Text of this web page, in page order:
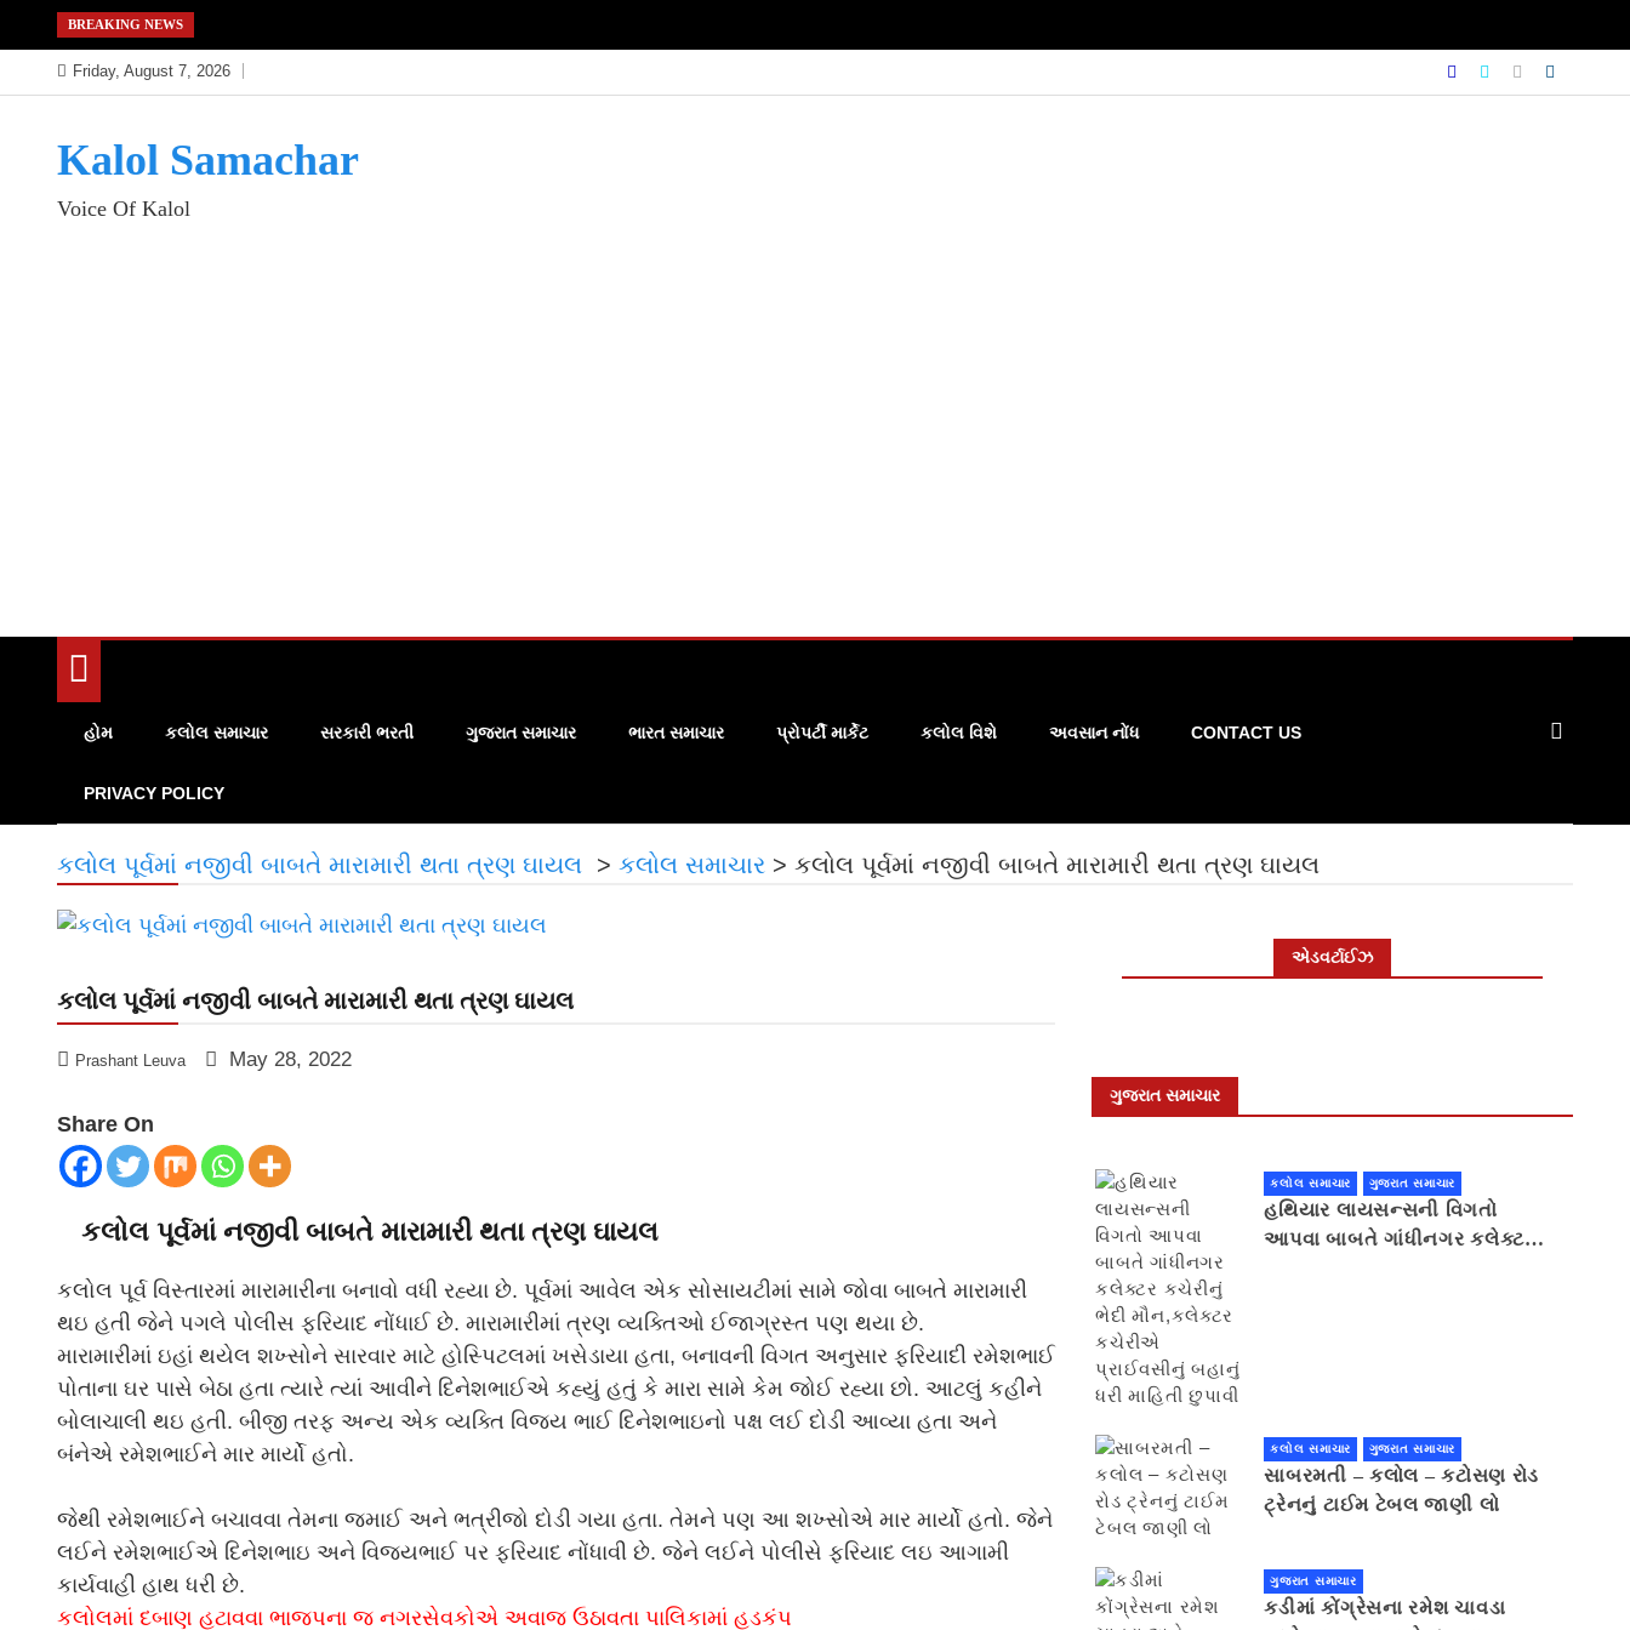
to
content
BREAKING NEWS
Friday, August 7, 2026
Kalol Samachar
Voice Of Kalol
હોમ કલોલ સમાચાર સરકારી ભરતી ગુજરાત સમાચાર ભારત સમાચાર પ્રોપર્ટી માર્કેટ કલોલ વિશે અવસાન નોંધ CONTACT US
PRIVACY POLICY
કલોલ પૂર્વમાં નજીવી બાબતે મારામારી થતા ત્રણ ઘાયલ > કલોલ સમાચાર > કલોલ પૂર્વમાં નજીવી બાબતે મારામારી થતા ત્રણ ઘાયલ
કલોલ પૂર્વમાં નજીવી બાબતે મારામારી થતા ત્રણ ઘાયલ
Prashant Leuva May 28, 2022
Share On
કલોલ પૂર્વમાં નજીવી બાબતે મારામારી થતા ત્રણ ઘાયલ
કલોલ પૂર્વ વિસ્તારમાં મારામારીના બનાવો વધી રહ્યા છે. પૂર્વમાં આવેલ એક સોસાયટીમાં સામે જોવા બાબતે મારામારી
થઇ હતી જેને પગલે પોલીસ ફરિયાદ નોંધાઈ છે. મારામારીમાં ત્રણ વ્યક્તિઓ ઈજાગ્રસ્ત પણ થયા છે.
મારામારીમાં ઇહાં થયેલ શખ્સોને સારવાર માટે હોસ્પિટલમાં ખસેડાયા હતા, બનાવની વિગત અનુસાર ફરિયાદી રમેશભાઈ
પોતાના ઘર પાસે બેઠા હતા ત્યારે ત્યાં આવીને દિનેશભાઈએ કહ્યું હતું કે મારા સામે કેમ જોઈ રહ્યા છો. આટલું કહીને
બોલાચાલી થઇ હતી. બીજી તરફ અન્ય એક વ્યક્તિ વિજય ભાઈ દિનેશભાઇનો પક્ષ લઈ દોડી આવ્યા હતા અને
બંનેએ રમેશભાઈને માર માર્યો હતો.
જેથી રમેશભાઈને બચાવવા તેમના જમાઈ અને ભત્રીજો દોડી ગયા હતા. તેમને પણ આ શખ્સોએ માર માર્યો હતો. જેને
લઈને રમેશભાઈએ દિનેશભાઇ અને વિજયભાઈ પર ફરિયાદ નોંધાવી છે. જેને લઈને પોલીસે ફરિયાદ લઇ આગામી
કાર્યવાહી હાથ ધરી છે.
કલોલમાં દબાણ હટાવવા ભાજપના જ નગરસેવકોએ અવાજ ઉઠાવતા પાલિકામાં હડકંપ
એડવર્ટાઈઝ
ગુજરાત સમાચાર
કલોલ સમાચાર ગુજરાત સમાચાર
હથિયાર લાયસન્સની વિગતો
આપવા બાબતે ગાંધીનગર કલેક્ટર
કલોલ સમાચાર ગુજરાત સમાચાર
સાબરમતી – કલોલ – કટોસણ રોડ
ટ્રેનનું ટાઈમ ટેબલ જાણી લો
ગુજરાત સમાચાર
કડીમાં કોંગ્રેસના રમેશ ચાવડા